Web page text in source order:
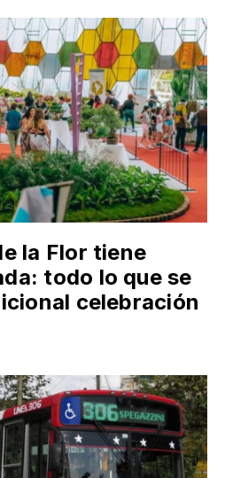
la Flor tiene
todo lo que se
celebración